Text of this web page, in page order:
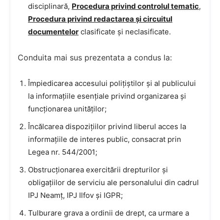
disciplinară, Procedura privind controlul tematic,
Procedura privind redactarea și circuitul
documentelor clasificate și neclasificate.
Conduita mai sus prezentata a condus la:
Împiedicarea accesului polițiștilor și al publicului
la informațiile esențiale privind organizarea și
funcționarea unităților;
Încălcarea dispozițiilor privind liberul acces la
informațiile de interes public, consacrat prin
Legea nr. 544/2001;
Obstrucționarea exercitării drepturilor și
obligațiilor de serviciu ale personalului din cadrul
IPJ Neamț, IPJ Ilfov și IGPR;
Tulburare grava a ordinii de drept, ca urmare a